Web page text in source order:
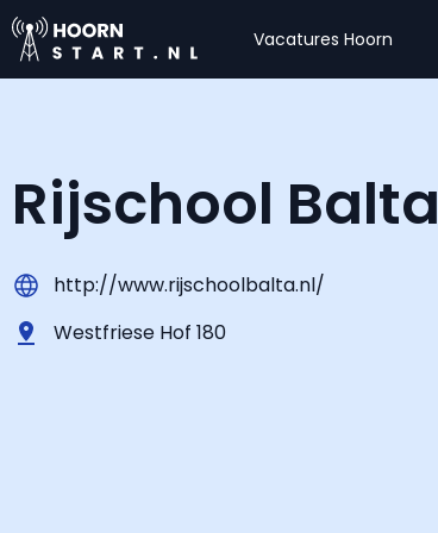
Vacatures Hoorn
Rijschool Balta
http://www.rijschoolbalta.nl/
Westfriese Hof 180